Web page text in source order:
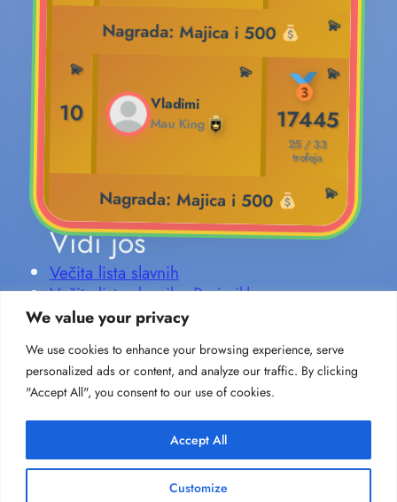
We value your privacy
We use cookies to enhance your browsing experience, serve
personalized ads or content, and analyze our traffic. By clicking
"Accept All", you consent to our use of cookies.
Customize
Accept All
Nagrada: Majica i 500
10 Vladimi
Mau King 17445
25 / 33
trofeja
Nagrada: Majica i 500
Vidi još
Večita lista slavnih
Večita lista slavnih - Prvi ciklus
Nagrade u Mau Mau takmičenjima
Mau King: Mau Mau Balkan
Igraj karte Mau Mau na telefonu s online igračima
O nama
Terms and Conditions
Društvene mreže
Facebook
Instagram